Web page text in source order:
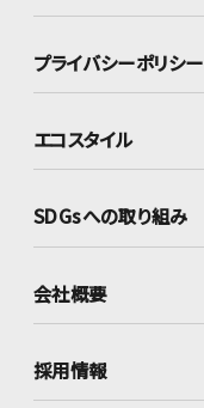
プライバシーポリシー
エコスタイル
SDGsへの取り組み
会社概要
採用情報